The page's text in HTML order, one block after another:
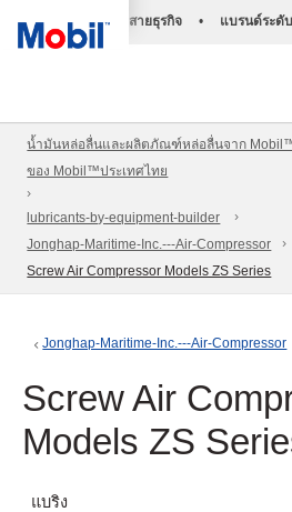
สายธุรกิจ • แบรนด์ระดั
น้ำมันหล่อลื่นและผลิตภัณฑ์หล่อลื่นจาก Mobil™
ของ Mobil™ประเทศไทย
lubricants-by-equipment-builder
Jonghap-Maritime-Inc.---Air-Compressor
Screw Air Compressor Models ZS Series
Jonghap-Maritime-Inc.---Air-Compressor
Screw Air
Models ZS
แบริ่ง